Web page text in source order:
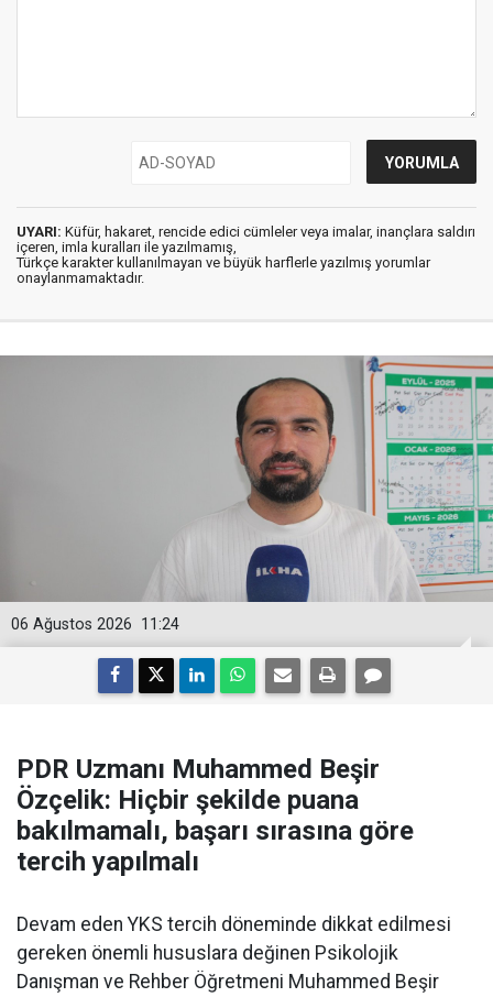
UYARI: Küfür, hakaret, rencide edici cümleler veya imalar, inançlara saldırı
içeren, imla kuralları ile yazılmamış,
Türkçe karakter kullanılmayan ve büyük harflerle yazılmış yorumlar
onaylanmamaktadır.
11:24
06 Ağustos 2026
PDR Uzmanı Muhammed Beşir
Özçelik: Hiçbir şekilde puana
bakılmamalı, başarı sırasına göre
tercih yapılmalı
Devam eden YKS tercih döneminde dikkat edilmesi
gereken önemli hususlara değinen Psikolojik
Danışman ve Rehber Öğretmeni Muhammed Beşir